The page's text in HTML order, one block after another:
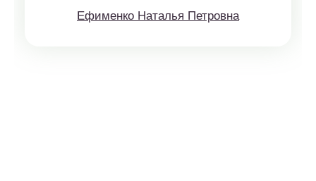
Ефименко Наталья Петровна